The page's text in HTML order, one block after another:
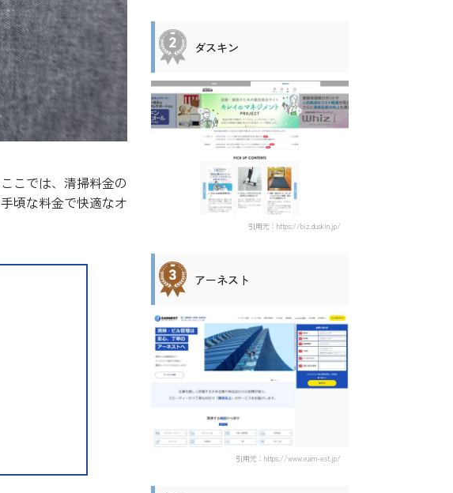
こでは、清掃料金の
頃な料金で快適なオ
ダスキン
引用元：https://biz.duskin.jp/
アーネスト
引用元：https://www.earn-est.jp/